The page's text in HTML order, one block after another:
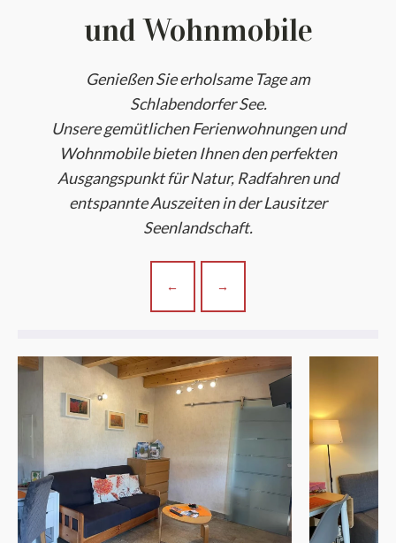
und Wohnmobile
Genießen Sie erholsame Tage am
Schlabendorfer See.
Unsere gemütlichen Ferienwohnungen und
Wohnmobile bieten Ihnen den perfekten
Ausgangspunkt für Natur, Radfahren und
entspannte Auszeiten in der Lausitzer
Seenlandschaft.
← →